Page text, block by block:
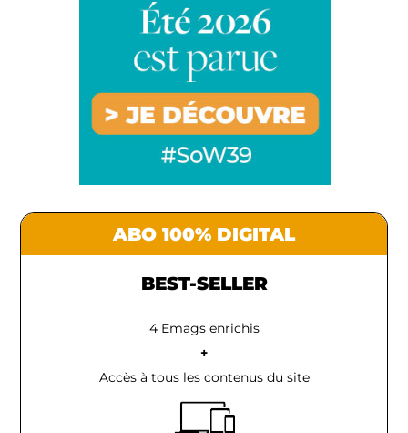
ABO 100% DIGITAL
BEST-SELLER
4 Emags enrichis
+
Accès à tous les contenus du site